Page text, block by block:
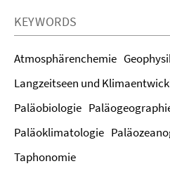
KEYWORDS
Atmosphärenchemie
Langzeitseen und
Paläobiologie
Paläoklimatologie
Taphonomie